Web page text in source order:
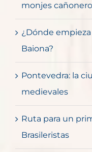
monjes
¿Dónde
Baiona?
Pontevedra: la
medievales
Ruta para un
Brasileristas